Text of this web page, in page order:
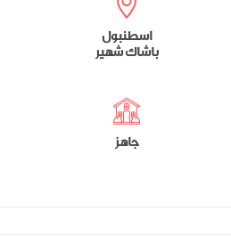
اسطنبول
باشاك شهير
جاهز